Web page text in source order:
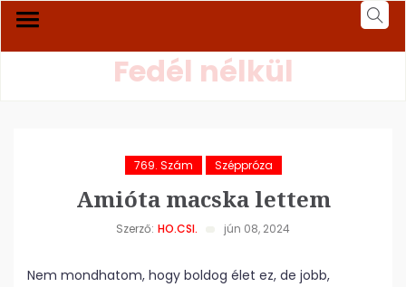
Fedél nélkül
769. Szám Széppróza
Amióta macska lettem
Szerző: HO.CSI. jún 08, 2024
Nem mondhatom, hogy boldog élet ez, de jobb,